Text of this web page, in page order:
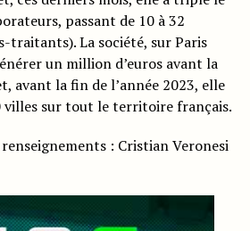
passant de 10 à 32
traitants). La société, sur Paris
un million d’euros avant la
avant la fin de l’année 2023, elle
villes sur tout le territoire français.
: Cristian Veronesi